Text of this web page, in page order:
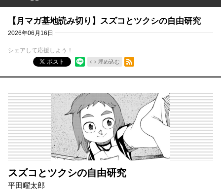
【月マガ基地読み切り】スズコとツクシの自由研究
2026年06月16日
シェアして応援しよう！
ポスト
埋め込む
RSSフィード
スズコとツクシの自由研究
平田曜太郎